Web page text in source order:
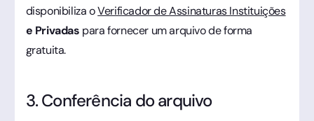
disponibiliza oVerificador de Assinaturas Instituições
e Privadas para fornecer um arquivo de forma
gratuita.
3. Conferência do arquivo